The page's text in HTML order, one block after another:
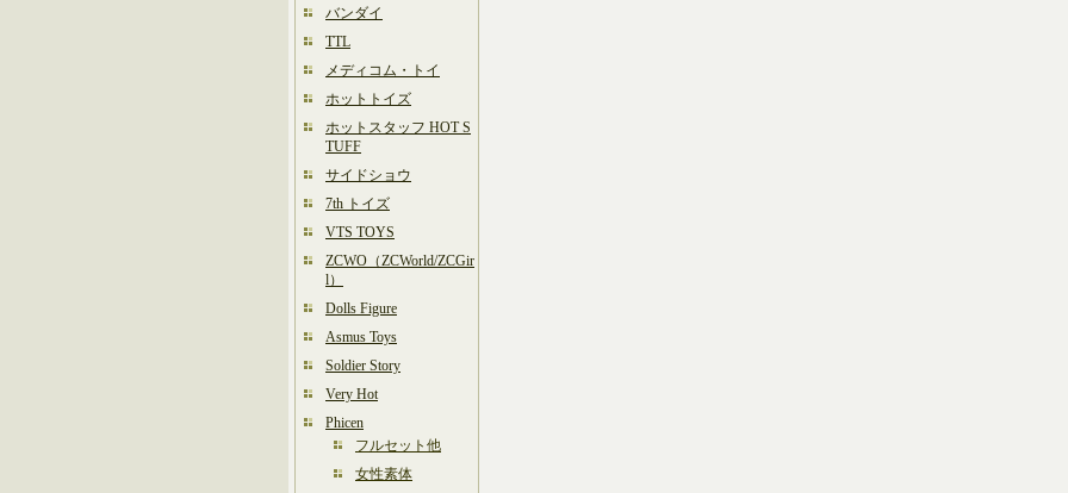
バンダイ
TTL
メディコム・トイ
ホットトイズ
ホットスタッフ HOT S
TUFF
サイドショウ
7th トイズ
VTS TOYS
ZCWO（ZCWorld/ZCGir
l）
Dolls Figure
Asmus Toys
Soldier Story
Very Hot
Phicen
フルセット他
女性素体